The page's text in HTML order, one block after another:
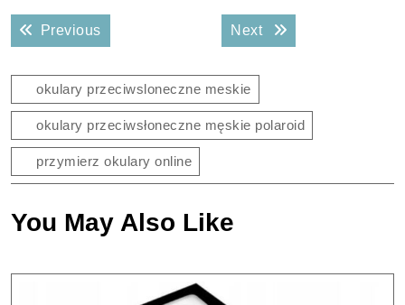
Nawigacja
wpisuPreviousPrevious post: Next Next post:
okulary przeciwsloneczne meskie
okulary przeciwsłoneczne męskie polaroid
przymierz okulary online
You May Also Like